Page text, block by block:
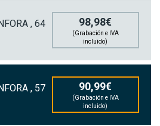
, 64
98,98€
(Grabación e IVA
incluido)
, 57
90,99€
(Grabación e IVA
incluido)